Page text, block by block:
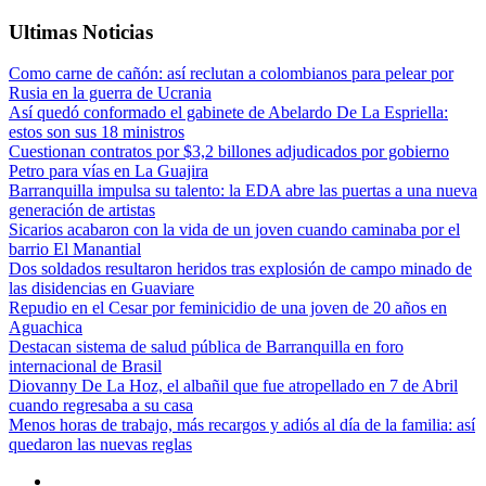
Ultimas Noticias
Como carne de cañón: así reclutan a colombianos para pelear por
Rusia en la guerra de Ucrania
Así quedó conformado el gabinete de Abelardo De La Espriella:
estos son sus 18 ministros
Cuestionan contratos por $3,2 billones adjudicados por gobierno
Petro para vías en La Guajira
Barranquilla impulsa su talento: la EDA abre las puertas a una nueva
generación de artistas
Sicarios acabaron con la vida de un joven cuando caminaba por el
barrio El Manantial
Dos soldados resultaron heridos tras explosión de campo minado de
las disidencias en Guaviare
Repudio en el Cesar por feminicidio de una joven de 20 años en
Aguachica
Destacan sistema de salud pública de Barranquilla en foro
internacional de Brasil
Diovanny De La Hoz, el albañil que fue atropellado en 7 de Abril
cuando regresaba a su casa
Menos horas de trabajo, más recargos y adiós al día de la familia: así
quedaron las nuevas reglas